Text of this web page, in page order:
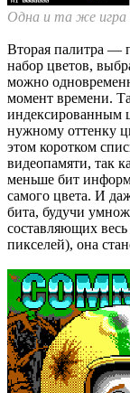
Одна и та же игра
Вторая палитра —
набор цветов,
можно
момент времени.
индексированным
нужному оттенку
этом коротком
видеопамяти, так
меньше бит
самого цвета. И
бита, будучи
составляющих
пикселей), она